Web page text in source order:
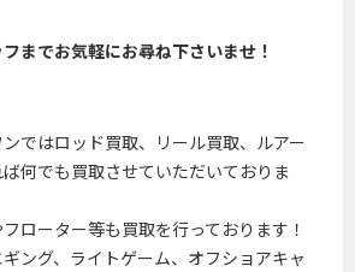
までお気軽にお尋ね下さいませ！
ではロッド買取、リール買取、ルアー
何でも買取させていただいておりま
ローター等も買取を行っております！
ング、ライトゲーム、オフショアキャ